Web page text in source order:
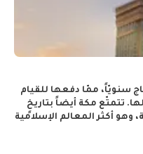
سنويّاً، ممّا دفعها للقيام
تتمتّع مكة أيضاً بتاريخٍ
أكثر المعالم الإسلامية
في مكّة جبل منى، وجبل